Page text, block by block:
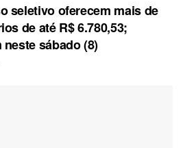
seletivo oferecem mais de
de até R$ 6.780,53;
sábado (8)